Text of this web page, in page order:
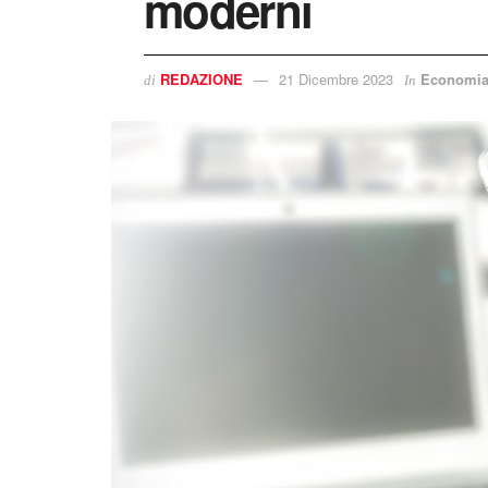
di REDAZIONE 21 Dicembre 2023 In Economia